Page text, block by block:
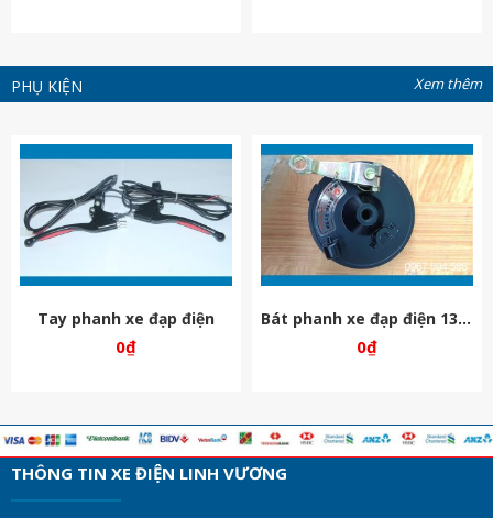
PHỤ KIỆN Xem thêm
Tay phanh xe đạp điện
0₫
Bát phanh xe đạp điện 133s
0₫
THÔNG TIN XE ĐIỆN LINH VƯƠNG